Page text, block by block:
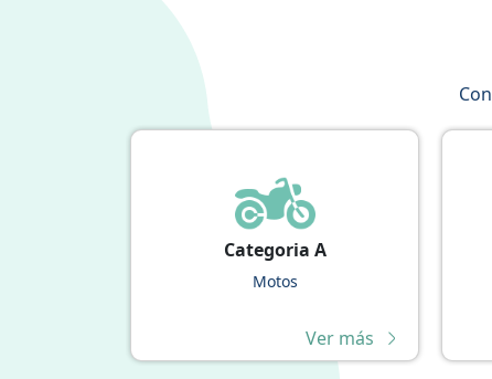
Categoria A
Motos
Ver más